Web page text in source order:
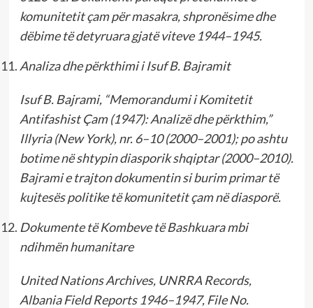
komunitetit çam për masakra, shpronësime dhe
dëbime të detyruara gjatë viteve 1944–1945.
Analiza dhe përkthimi i Isuf B. Bajramit
Isuf B. Bajrami, “Memorandumi i Komitetit
Antifashist Çam (1947): Analizë dhe përkthim,”
Illyria (New York), nr. 6–10 (2000–2001); po ashtu
botime në shtypin diasporik shqiptar (2000–2010).
Bajrami e trajton dokumentin si burim primar të
kujtesës politike të komunitetit çam në diasporë.
Dokumente të Kombeve të Bashkuara mbi
ndihmën humanitare
United Nations Archives, UNRRA Records,
Albania Field Reports 1946–1947, File No.